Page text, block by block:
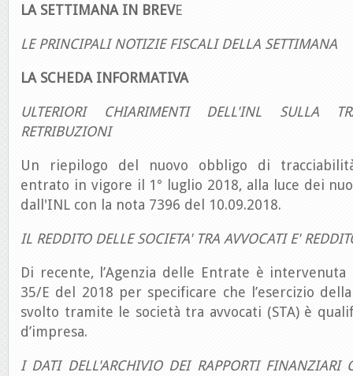
LA SETTIMANA IN BREVE
LE PRINCIPALI NOTIZIE FISCALI DELLA
LA SCHEDA INFORMATIVA
ULTERIORI CHIARIMENTI DELL'INL SULLA
RETRIBUZIONI
Un riepilogo del nuovo obbligo di
entrato in vigore il 1° luglio 2018, alla luce dei
dall'INL con la nota 7396 del 10.09.2018.
IL REDDITO DELLE SOCIETA' TRA AVVOCATI E'
Di recente, l’Agenzia delle Entrate è intervenuta
35/E del 2018 per specificare che l’esercizio
svolto tramite le società tra avvocati (STA) è
d’impresa.
I DATI DELL'ARCHIVIO DEI RAPPORTI FINANZIARI